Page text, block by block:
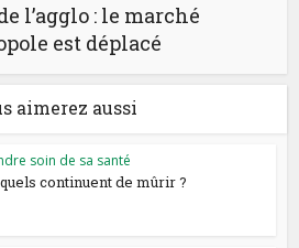
l’agglo : le marché
est déplacé
aimerez aussi
soin de sa santé
continuent de mûrir ?